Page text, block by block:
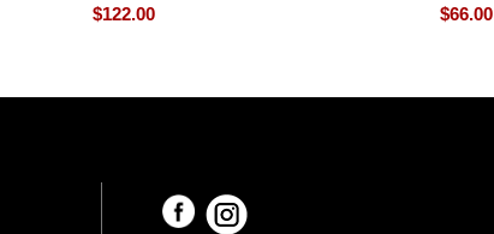
$122.00 $66.00